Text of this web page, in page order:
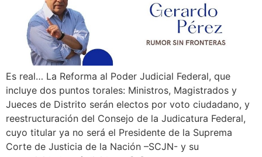
Es real… La Reforma al Poder Judicial Federal, que
incluye dos puntos torales: Ministros, Magistrados y
Jueces de Distrito serán electos por voto ciudadano, y
reestructuración del Consejo de la Judicatura Federal,
cuyo titular ya no será el Presidente de la Suprema
Corte de Justicia de la Nación –SCJN- y su